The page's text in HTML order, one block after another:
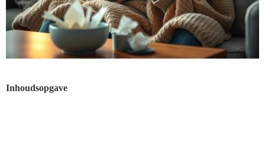
Inhoudsopgave